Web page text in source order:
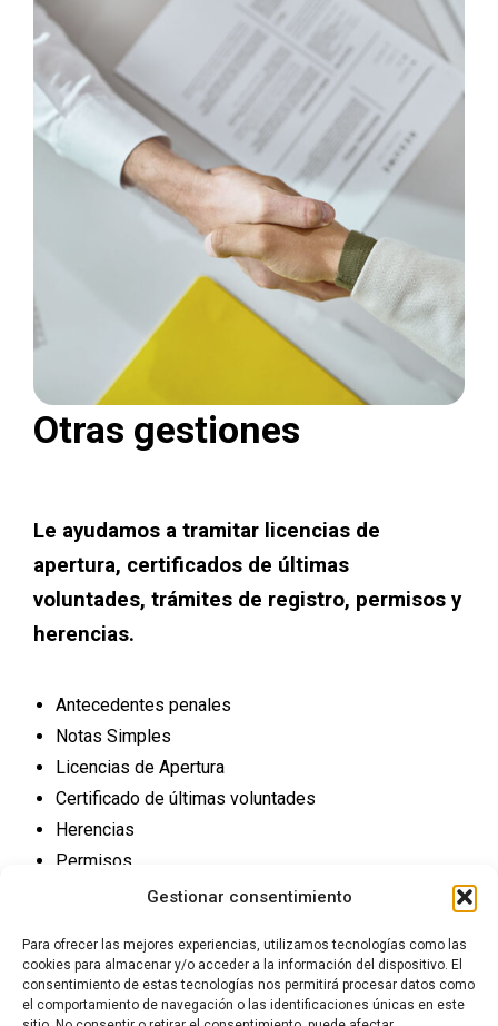
Gestionar consentimiento
Para ofrecer las mejores experiencias, utilizamos tecnologías como las
cookies para almacenar y/o acceder a la información del dispositivo. El
consentimiento de estas tecnologías nos permitirá procesar datos como
el comportamiento de navegación o las identificaciones únicas en este
Otras gestiones
Le ayudamos a tramitar licencias de
apertura, certificados de últimas
voluntades, trámites de registro, permisos y
herencias.
Antecedentes penales
Notas Simples
Licencias de Apertura
Certificado de últimas voluntades
Herencias
Permisos
Trámites Registro